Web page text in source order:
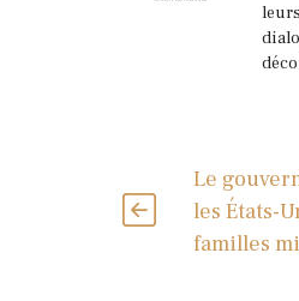
Le
les États-
familles